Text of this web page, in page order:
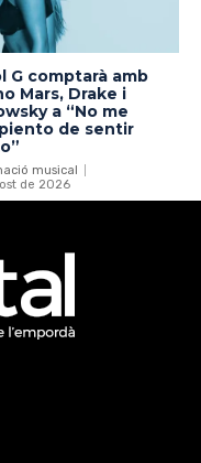
G comptarà amb
Mars, Drake i
a “No me
de sentir
musical
de 2026